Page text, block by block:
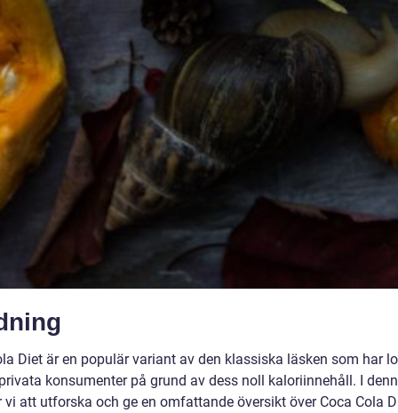
Diet är en populär variant av den klassiska läsken som har
konsumenter på grund av dess noll kaloriinnehåll. I
vi att utforska och ge en omfattande översikt över Coca Cola